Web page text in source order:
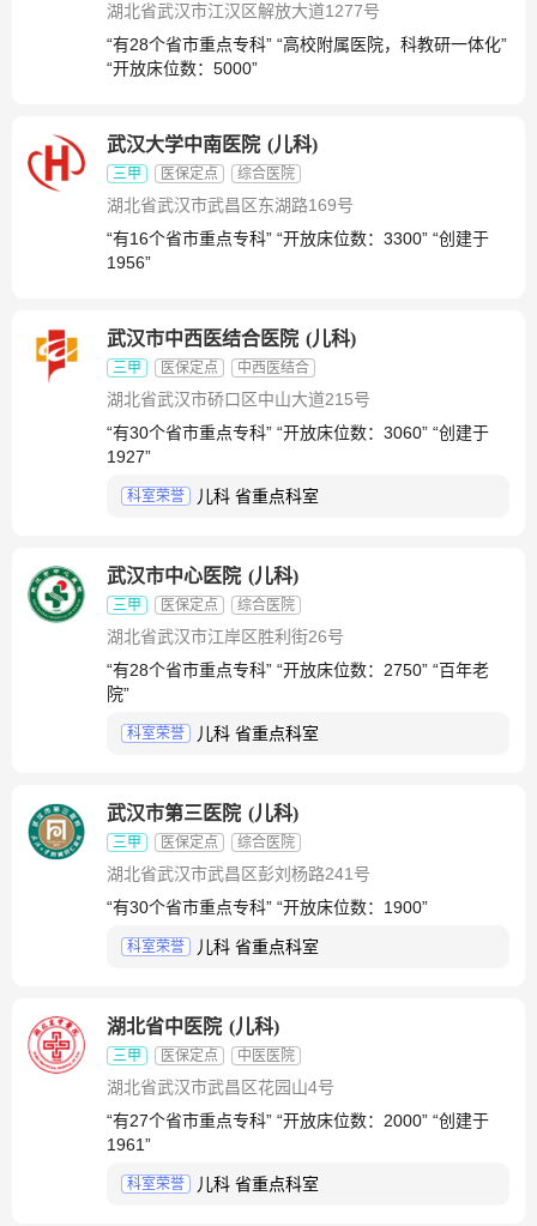
湖北省武汉市江汉区解放大道1277号
“有28个省市重点专科” “高校附属医院，科教研一体化”
“开放床位数：5000”
武汉大学中南医院 (儿科)
三甲 医保定点 综合医院
湖北省武汉市武昌区东湖路169号
“有16个省市重点专科” “开放床位数：3300” “创建于
1956”
武汉市中西医结合医院 (儿科)
三甲 医保定点 中西医结合
湖北省武汉市硚口区中山大道215号
“有30个省市重点专科” “开放床位数：3060” “创建于
1927”
科室荣誉 儿科 省重点科室
武汉市中心医院 (儿科)
三甲 医保定点 综合医院
湖北省武汉市江岸区胜利街26号
“有28个省市重点专科” “开放床位数：2750” “百年老
院”
科室荣誉 儿科 省重点科室
武汉市第三医院 (儿科)
三甲 医保定点 综合医院
湖北省武汉市武昌区彭刘杨路241号
“有30个省市重点专科” “开放床位数：1900”
科室荣誉 儿科 省重点科室
湖北省中医院 (儿科)
三甲 医保定点 中医医院
湖北省武汉市武昌区花园山4号
“有27个省市重点专科” “开放床位数：2000” “创建于
1961”
科室荣誉 儿科 省重点科室